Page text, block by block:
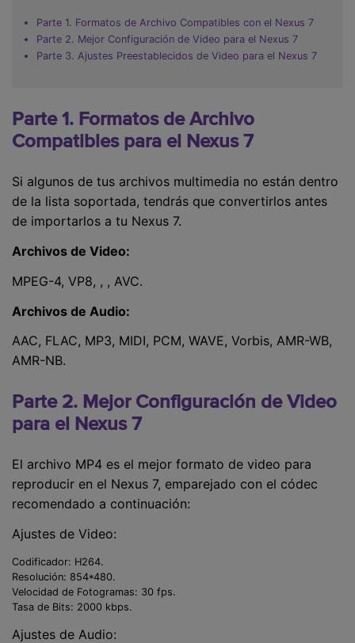
Parte 1. Formatos de Archivo Compatibles con el Nexus 7
Parte 2. Mejor Configuración de Video para el Nexus 7
Parte 3. Ajustes Preestablecidos de Video para el Nexus 7
Parte 1. Formatos de Archivo
Compatibles para el Nexus 7
Si algunos de tus archivos multimedia no están dentro
de la lista soportada, tendrás que convertirlos antes
de importarlos a tu Nexus 7.
Archivos de Video:
MPEG-4, VP8, , , AVC.
Archivos de Audio:
AAC, FLAC, MP3, MIDI, PCM, WAVE, Vorbis, AMR-WB,
AMR-NB.
Parte 2. Mejor Configuración de Video
para el Nexus 7
El archivo MP4 es el mejor formato de video para
reproducir en el Nexus 7, emparejado con el códec
recomendado a continuación:
Ajustes de Video:
Codificador: H264.
Resolución: 854*480.
Velocidad de Fotogramas: 30 fps.
Tasa de Bits: 2000 kbps.
Ajustes de Audio: